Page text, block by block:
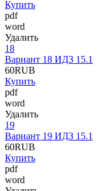
Купить
pdf
word
Удалить
18
Вариант 18 ИДЗ 15.1
60RUB
Купить
pdf
word
Удалить
19
Вариант 19 ИДЗ 15.1
60RUB
Купить
pdf
word